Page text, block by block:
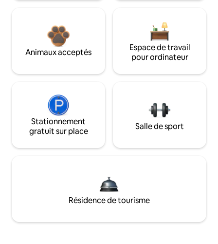
Animaux acceptés
Espace de travail
pour ordinateur
Stationnement
gratuit sur place
Salle de sport
Résidence de tourisme